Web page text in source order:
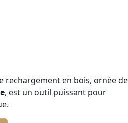
rechargement en bois, ornée de
, est un outil puissant pour